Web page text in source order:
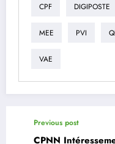
CPF DIGIPOSTE
MEE PVI
VAE
Previous post
CPNN